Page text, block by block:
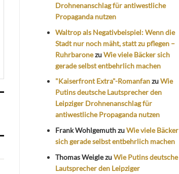
Drohnenanschlag für antiwestliche
Propaganda nutzen
Waltrop als Negativbeispiel: Wenn die
Stadt nur noch mäht, statt zu pflegen –
RuhrbaronezuWie viele Bäcker sich
gerade selbst entbehrlich machen
"Kaiserfront Extra"-RomanfanzuWie
Putins deutsche Lautsprecher den
Leipziger Drohnenanschlag für
antiwestliche Propaganda nutzen
Frank WohlgemuthzuWie viele Bäcker
sich gerade selbst entbehrlich machen
Thomas WeiglezuWie Putins deutsche
Lautsprecher den Leipziger